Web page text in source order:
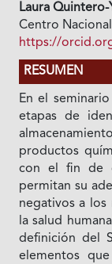
Laura Quintero-
Centro
https://
RESUMEN
En el
etapas de
productos
con el fin de
permitan su
negativos a los
la salud
definición del
elementos